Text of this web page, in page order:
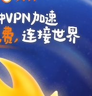
国内能用twitter吗
推特上的视频
实名制
手机号
感内容苹果
手机号